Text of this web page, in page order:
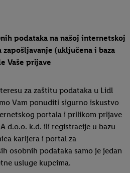
podataka na našoj internetskoj
(uključena i baza
Vaše prijave
za zaštitu podataka u Lidl
Vam ponuditi sigurno iskustvo
portala i prilikom prijave
d.o.o. k.d. ili registracije u bazu
karijera i portal za
osobnih podataka samo je jedan
usluge kupcima.